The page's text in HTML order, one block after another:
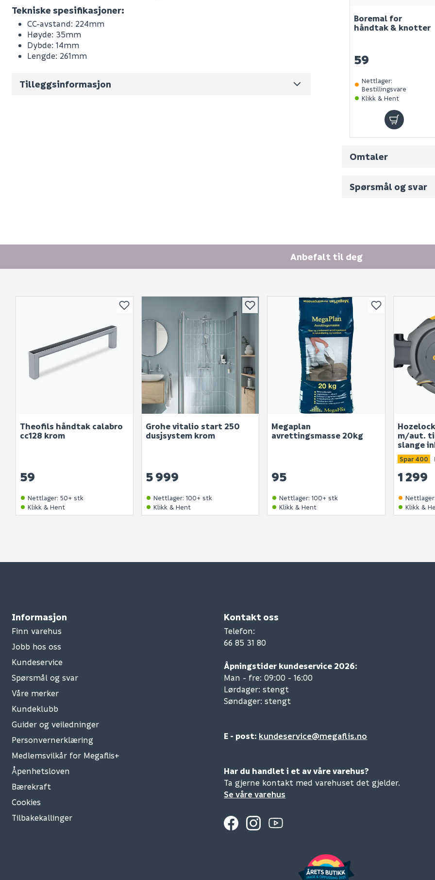
Tekniske spesifikasjoner:
CC-avstand: 224mm
Høyde: 35mm
Dybde: 14mm
Lengde: 261mm
Tilleggsinformasjon
Leverandørens varenummer
Nobb No
Vekt pr. stk / m2 (i kg)
Volum (dm3 per salgsforpakning)
Boremal for
håndtak & knotter
59
Nettlager:
Bestillingsvare
Klikk & Hent
Omtaler
Spørsmål og svar
Skjule spørsmålet
SEND INN SPØRSMÅL
Spørsmålet og svaret
Ingen spørsmål
Anbefalt til deg
Theofils håndtak calabro
cc128 krom
59
Nettlager: 50+ stk
Klikk & Hent
Grohe vitalio start 250
dusjsystem krom
5 999
Nettlager:100+ stk
Klikk & Hent
Megaplan
avrettingsmasse 20kg
95
Nettlager:100+ stk
Klikk & Hent
m/aut.
slange
1 299
Spar 400
Nettlager:
Klikk &
Informasjon
Finn varehus
Jobb hos oss
Kundeservice
Spørsmål og svar
Våre merker
Kundeklubb
Guider og veiledninger
Personvernerklæring
Medlemsvilkår for Megaflis+
Åpenhetsloven
Bærekraft
Cookies
Tilbakekallinger
Kontakt oss
Telefon:
66 85 31 80
Åpningstider kundeservice 2026:
Man - fre: 09:00 - 16:00
Lørdager: stengt
Søndager: stengt
E - post: kundeservice@megaflis.no
Har du handlet i et av våre varehus?
Ta gjerne kontakt med varehuset det gjelder.
Se våre varehus